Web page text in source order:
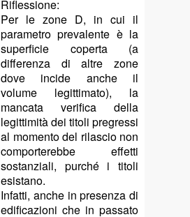
Riflessione:
Per le zone D, in cui il
parametro prevalente è la
superficie coperta (a
differenza di altre zone
dove incide anche il
volume legittimato), la
mancata verifica della
legittimità dei titoli pregressi
al momento del rilascio non
comporterebbe effetti
sostanziali, purché i titoli
esistano.
Infatti, anche in presenza di
edificazioni che in passato